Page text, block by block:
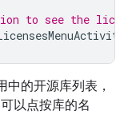
to see the
的开源库列表，
以点按库的名